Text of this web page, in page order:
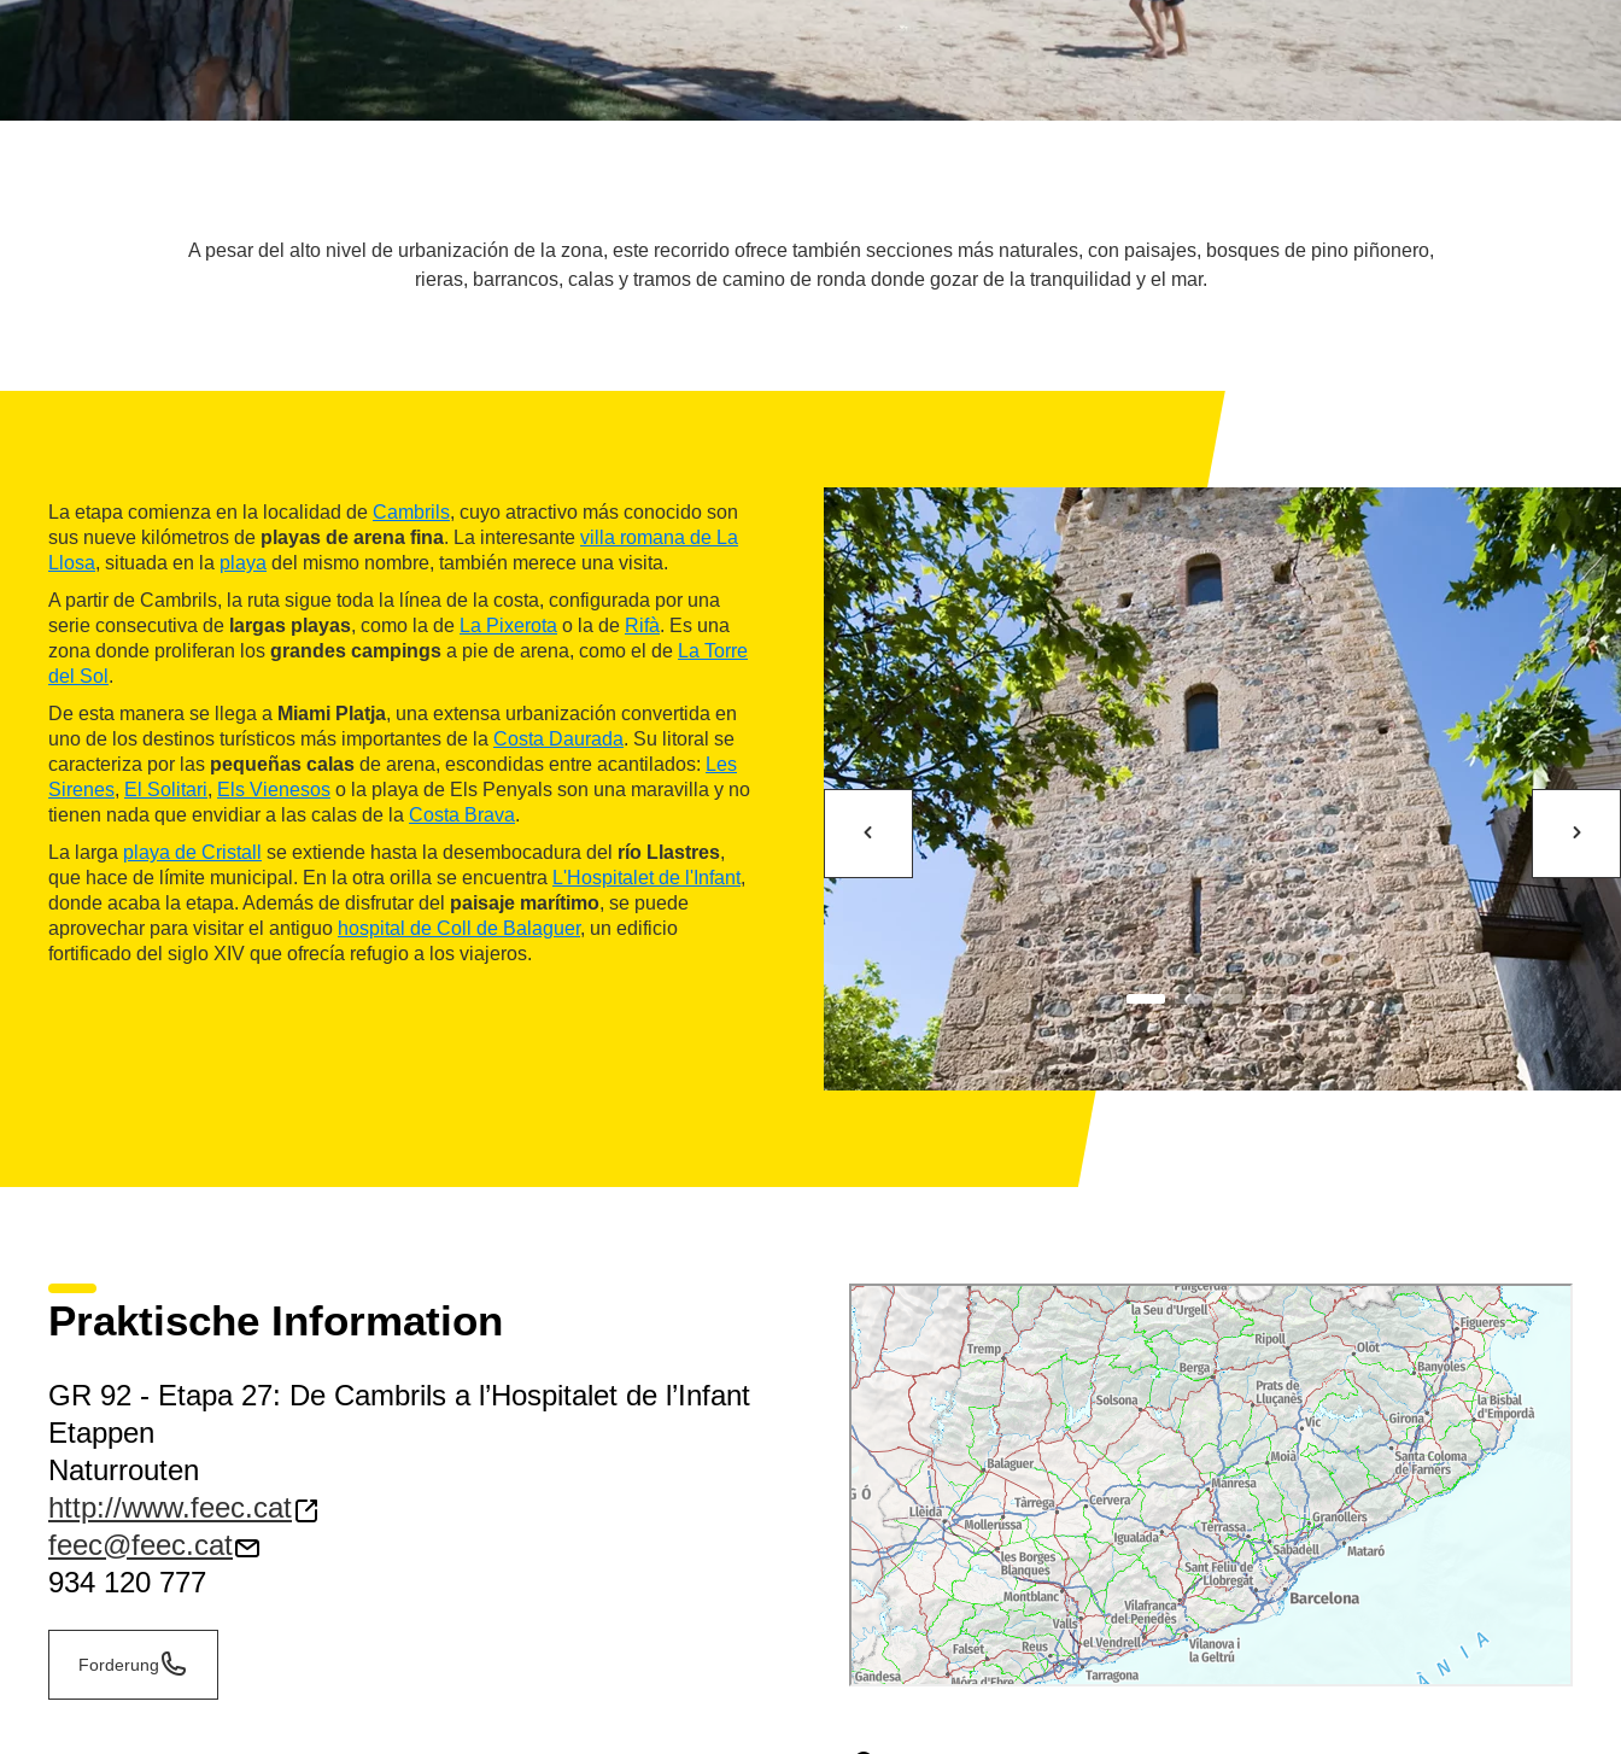
A pesar del alto nivel de urbanización de la zona, este recorrido ofrece también secciones más naturales, con paisajes, bosques de pino piñonero,
rieras, barrancos, calas y tramos de camino de ronda donde gozar de la tranquilidad y el mar.
La etapa comienza en la localidad de Cambrils, cuyo atractivo más conocido son
sus nueve kilómetros de playas de arena fina. La interesante villa romana de La
Llosa, situada en la playa del mismo nombre, también merece una visita.
A partir de Cambrils, la ruta sigue toda la línea de la costa, configurada por una
serie consecutiva de largas playas, como la de La Pixerota o la de Rifà. Es una
zona donde proliferan los grandes campings a pie de arena, como el de La Torre
del Sol .
De esta manera se llega a Miami Platja, una extensa urbanización convertida en
uno de los destinos turísticos más importantes de la Costa Daurada. Su litoral se
caracteriza por las pequeñas calas de arena, escondidas entre acantilados: Les
Sirenes, El Solitari, Els Vienesos o la playa de Els Penyals son una maravilla y no
tienen nada que envidiar a las calas de la Costa Brava.
La larga playa de Cristall se extiende hasta la desembocadura del río Llastres,
que hace de límite municipal. En la otra orilla se encuentra L'Hospitalet de l'Infant,
donde acaba la etapa. Además de disfrutar del paisaje marítimo, se puede
aprovechar para visitar el antiguo hospital de Coll de Balaguer, un edificio
fortificado del siglo XIV que ofrecía refugio a los viajeros.
Praktische Information
GR 92 - Etapa 27: De Cambrils a l’Hospitalet de l’Infant
Etappen
Naturrouten
http://www.feec.cat
feec@feec.cat
934 120 777
Forderung